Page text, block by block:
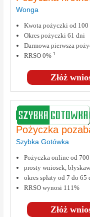
Wonga
Złóż
Kwota pożyczki od 100
Okres pożyczki 61 dni
Darmowa pierwsza
RRSO 0% 1
Pożyczka
Szybka Gotówka
Złóż
Pożyczka online od 700
prosty wniosek,
okres spłaty od 7 do 65
RRSO wynosi 111%